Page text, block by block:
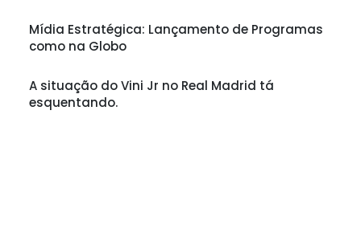
Mídia Estratégica: Lançamento de Programas
como na Globo
A situação do Vini Jr no Real Madrid tá
esquentando.